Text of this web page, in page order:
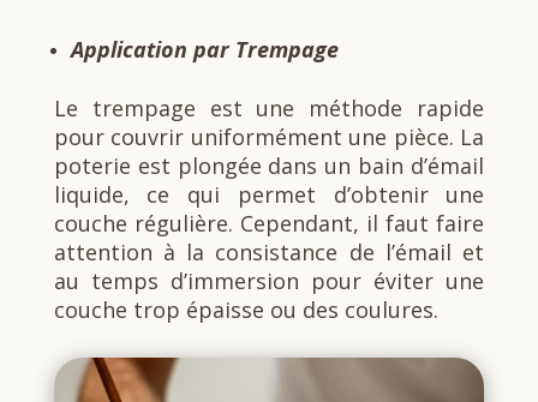
Application par Trempage
Le trempage est une méthode rapide
pour couvrir uniformément une pièce. La
poterie est plongée dans un bain d’émail
liquide, ce qui permet d’obtenir une
couche régulière. Cependant, il faut faire
attention à la consistance de l’émail et
au temps d’immersion pour éviter une
couche trop épaisse ou des coulures.